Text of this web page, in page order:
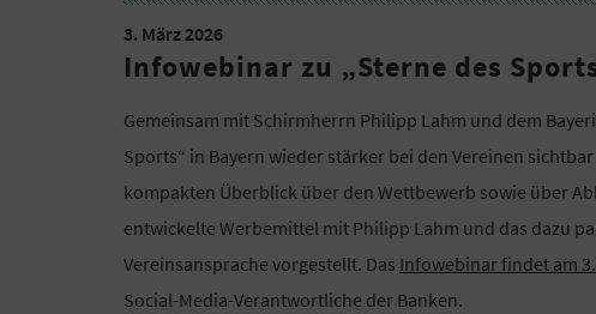
3. März 2026
Infowebinar zu „Sterne des
Gemeinsam mit Schirmherrn Philipp Lahm und dem
Sports“ in Bayern wieder stärker bei den Vereinen
kompakten Überblick über den Wettbewerb sowie über
entwickelte Werbemittel mit Philipp Lahm und das dazu
Vereinsansprache vorgestellt. Das Infowebinar findet am
Social-Media-Verantwortliche der Banken.